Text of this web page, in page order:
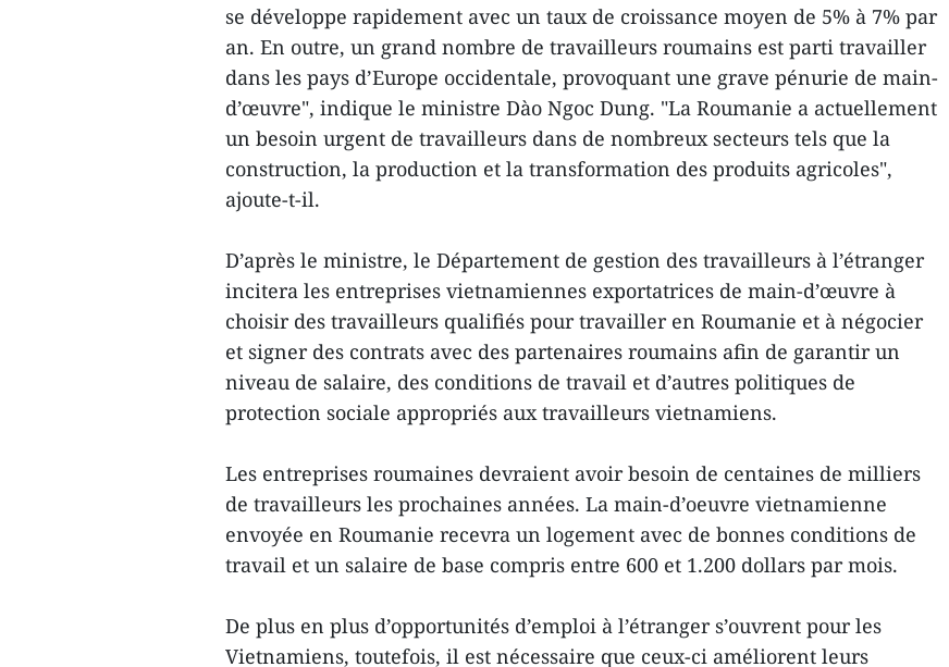
se développe rapidement avec un taux de croissance moyen de 5% à 7% par
an. En outre, un grand nombre de travailleurs roumains est parti travailler
dans les pays d’Europe occidentale, provoquant une grave pénurie de main-
d’œuvre", indique le ministre Dào Ngoc Dung. "La Roumanie a actuellement
un besoin urgent de travailleurs dans de nombreux secteurs tels que la
construction, la production et la transformation des produits agricoles",
ajoute-t-il.
D’après le ministre, le Département de gestion des travailleurs à l’étranger
incitera les entreprises vietnamiennes exportatrices de main-d’œuvre à
choisir des travailleurs qualifiés pour travailler en Roumanie et à négocier
et signer des contrats avec des partenaires roumains afin de garantir un
niveau de salaire, des conditions de travail et d’autres politiques de
protection sociale appropriés aux travailleurs vietnamiens.
Les entreprises roumaines devraient avoir besoin de centaines de milliers
de travailleurs les prochaines années. La main-d’oeuvre vietnamienne
envoyée en Roumanie recevra un logement avec de bonnes conditions de
travail et un salaire de base compris entre 600 et 1.200 dollars par mois.
De plus en plus d’opportunités d’emploi à l’étranger s’ouvrent pour les
Vietnamiens, toutefois, il est nécessaire que ceux-ci améliorent leurs